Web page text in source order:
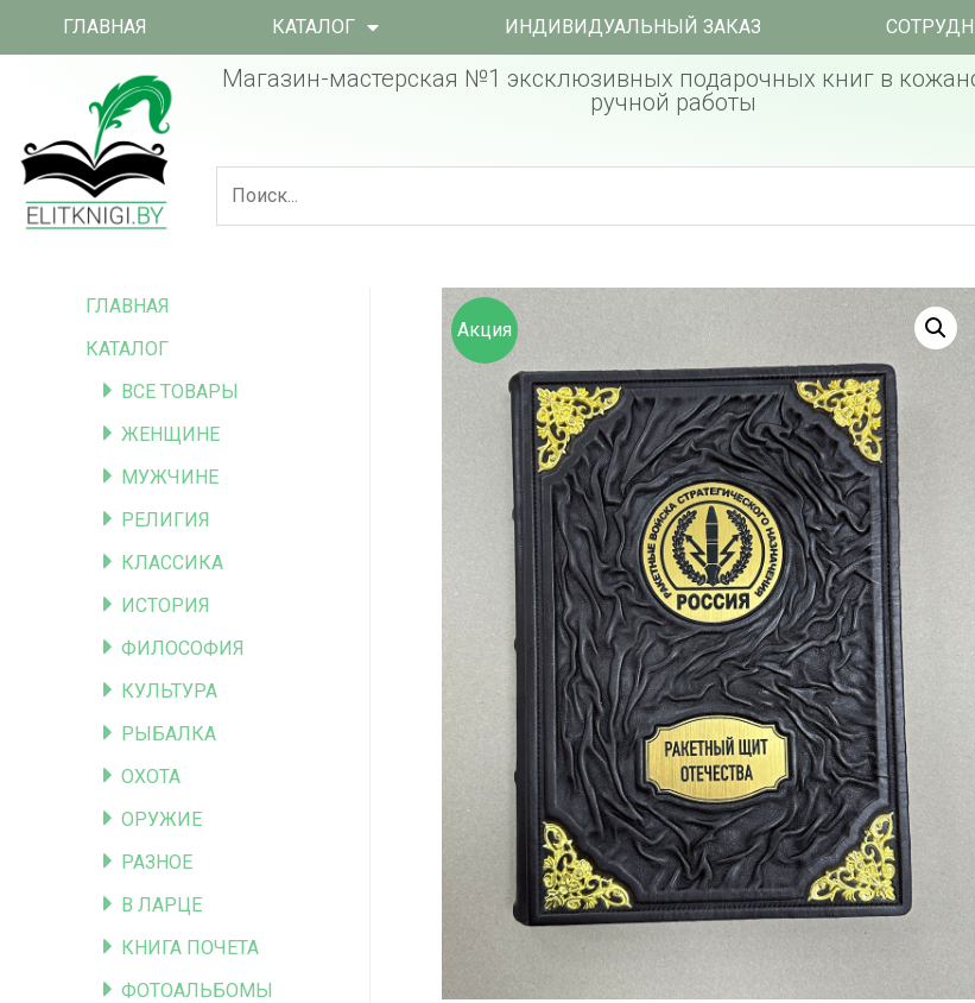
ГЛАВНАЯ КАТАЛОГ ИНДИВИДУАЛЬНЫЙ ЗАКАЗ
Магазин-мастерская №1 эксклюзивных подарочных книг в
ручной работы
ГЛАВНАЯ
КАТАЛОГ
ВСЕ ТОВАРЫ
ЖЕНЩИНЕ
МУЖЧИНЕ
РЕЛИГИЯ
КЛАССИКА
ИСТОРИЯ
ФИЛОСОФИЯ
КУЛЬТУРА
РЫБАЛКА
ОХОТА
ОРУЖИЕ
РАЗНОЕ
В ЛАРЦЕ
КНИГА ПОЧЕТА
ФОТОАЛЬБОМЫ
Акция